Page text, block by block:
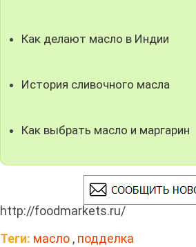
Как делают масло в Индии
История сливочного масла
Как выбрать масло и маргарин
http://foodmarkets.ru/
Теги: масло , подделка